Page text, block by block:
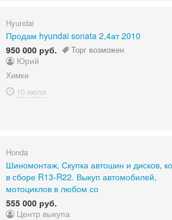
Hyundai
Продам hyundai sonata 2,4ат 2010
950 000 руб.
Торг возможен
Юрий
Химки
10 июля
Honda
Шиномонтаж, Скупка автошин и дисков,
в сборе R13-R22. Выкуп автомобилей,
мотоциклов в любом со
555 000 руб.
Центр выкупа